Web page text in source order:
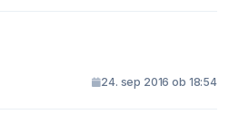
24. sep 2016 ob 18:54